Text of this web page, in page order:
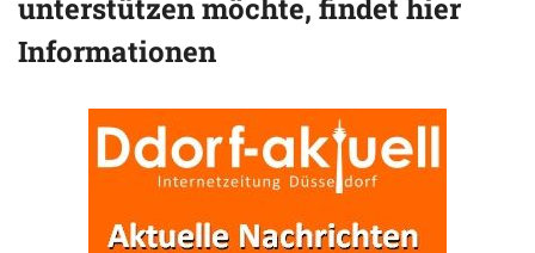
unterstützen möchte, findet hier
Informationen